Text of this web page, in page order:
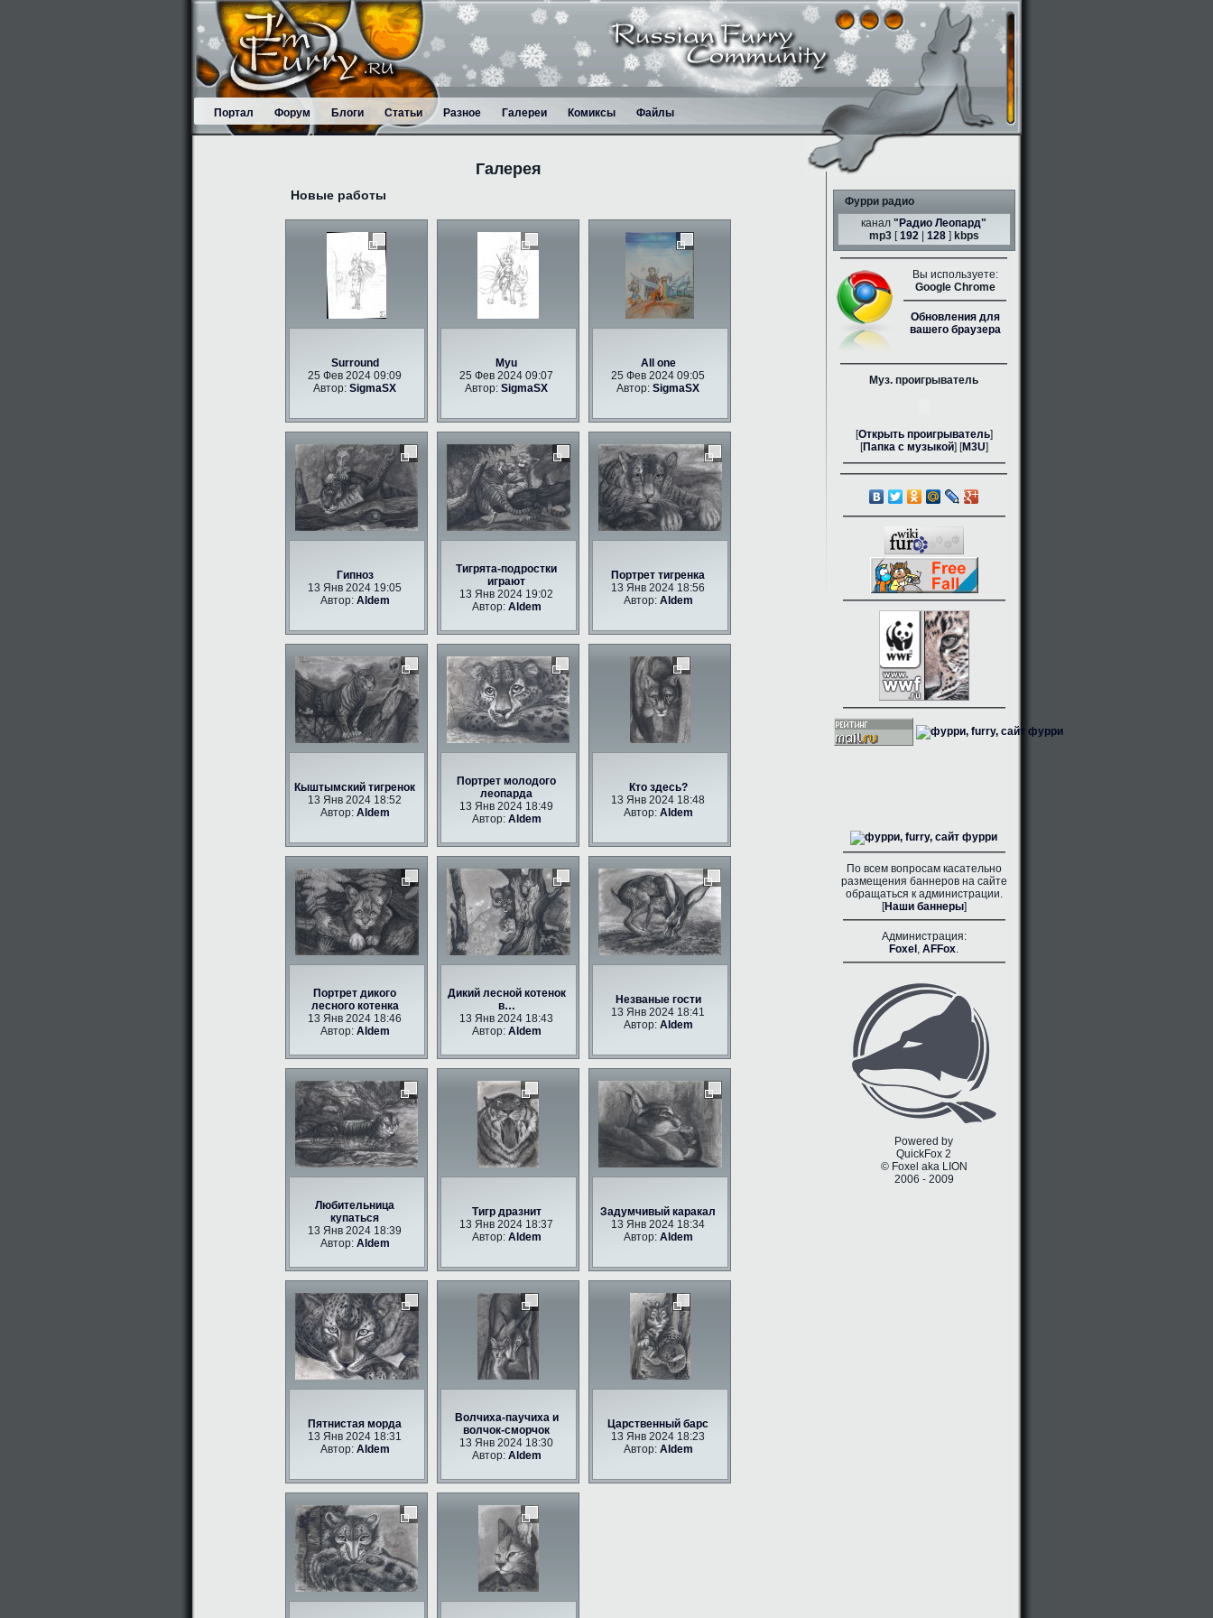
Портал Форум Блоги Статьи Разное Галереи Комиксы Файлы
Галерея
Новые работы
Surround
25 Фев 2024 09:09
Автор: SigmaSX
Myu
25 Фев 2024 09:07
Автор: SigmaSX
All one
25 Фев 2024 09:05
Автор: SigmaSX
Гипноз
13 Янв 2024 19:05
Автор: Aldem
Тигрята-подростки
играют
13 Янв 2024 19:02
Автор: Aldem
Портрет тигренка
13 Янв 2024 18:56
Автор: Aldem
Кыштымский тигренок
13 Янв 2024 18:52
Автор: Aldem
Портрет молодого
леопарда
13 Янв 2024 18:49
Автор: Aldem
Кто здесь?
13 Янв 2024 18:48
Автор: Aldem
Портрет дикого
лесного котенка
13 Янв 2024 18:46
Автор: Aldem
Дикий лесной котенок
в…
13 Янв 2024 18:43
Автор: Aldem
Незваные гости
13 Янв 2024 18:41
Автор: Aldem
Любительница
купаться
13 Янв 2024 18:39
Автор: Aldem
Тигр дразнит
13 Янв 2024 18:37
Автор: Aldem
Задумчивый каракал
13 Янв 2024 18:34
Автор: Aldem
Пятнистая морда
13 Янв 2024 18:31
Автор: Aldem
Волчиха-паучиха и
волчок-сморчок
13 Янв 2024 18:30
Автор: Aldem
Царственный барс
13 Янв 2024 18:23
Автор: Aldem
Фурри радио
канал " Радио Леопард"
mp3[192| 128] kbps
Вы используете:
Google Chrome
Обновления для
вашего браузера
Муз. проигрыватель
[Открыть проигрыватель]
[Папка с музыкой] [M3U]
По всем вопросам касательно
размещения баннеров на сайте
обращаться к администрации.
[Наши баннеры]
Администрация:
Foxel , AFFox.
Powered by
QuickFox 2
© Foxel aka LION
2006 - 2009